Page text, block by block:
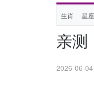
生肖 星座
亲测
2026-06-